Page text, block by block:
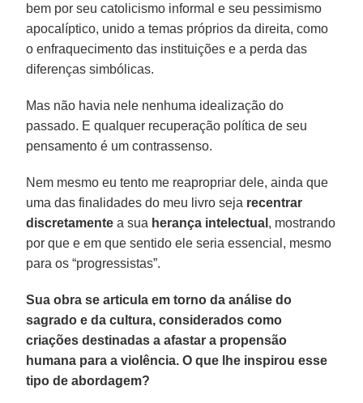
bem por seu catolicismo informal e seu pessimismo
apocalíptico, unido a temas próprios da direita, como
o enfraquecimento das instituições e a perda das
diferenças simbólicas.
Mas não havia nele nenhuma idealização do
passado. E qualquer recuperação política de seu
pensamento é um contrassenso.
Nem mesmo eu tento me reapropriar dele, ainda que
uma das finalidades do meu livro seja recentrar
discretamente a sua herança intelectual , mostrando
por que e em que sentido ele seria essencial, mesmo
para os “progressistas”.
Sua obra se articula em torno da análise do
sagrado e da cultura, considerados como
criações destinadas a afastar a propensão
humana para a violência. O que lhe inspirou esse
tipo de abordagem?